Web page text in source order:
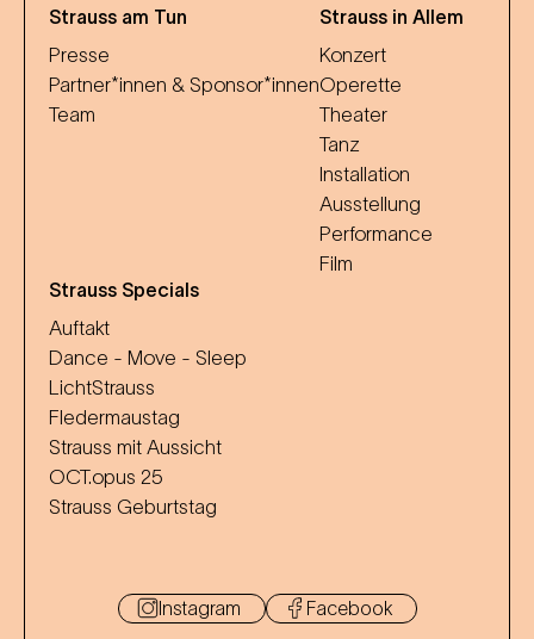
Strauss am Tun
Presse
Partner*innen & Sponsor*innen
Team
Strauss in Allem
Konzert
Operette
Theater
Tanz
Installation
Ausstellung
Performance
Film
Strauss Specials
Auftakt
Dance - Move - Sleep
LichtStrauss
Fledermaustag
Strauss mit Aussicht
OCT.opus 25
Strauss Geburtstag
Instagram Facebook